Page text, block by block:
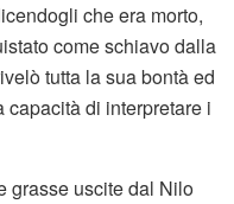
che era morto,
come schiavo dalla
tutta la sua bontà ed
di interpretare i
grasse uscite dal Nilo